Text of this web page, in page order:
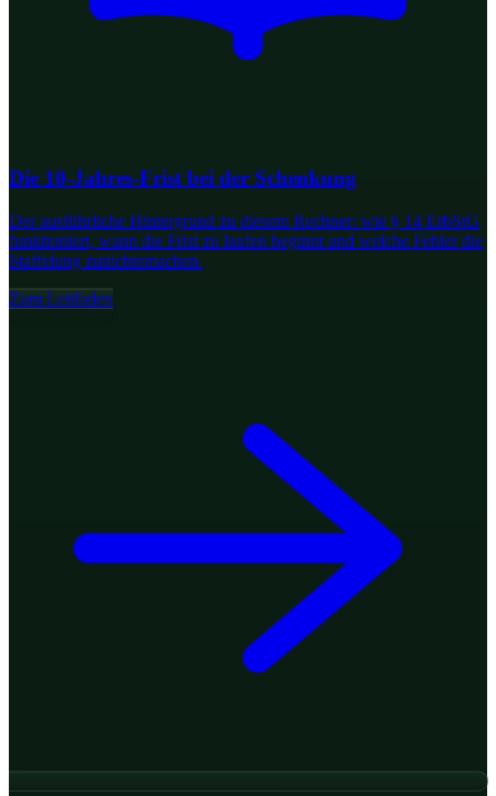
Die 10-Jahres-Frist bei der Schenkung
Der ausführliche Hintergrund zu diesem Rechner: wie § 14 ErbStG
funktioniert, wann die Frist zu laufen beginnt und welche Fehler die
Staffelung zunichtemachen.
Zum Leitfaden